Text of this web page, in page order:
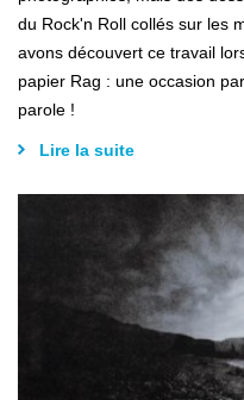
du Rock'n Roll collés sur les
avons découvert ce travail
papier Rag : une occasion
parole !
Lire la suite